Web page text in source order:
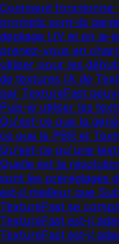
Comment fonctionne
prompts sont-ils
dépliage UV et en ai-
prenez-vous en
utiliser pour les
de textures IA de
par TextureFast
Puis-je utiliser les
Qu'est-ce que la
ce que le PBR et
Qu'est-ce qu'une
Quelle est la
sont les préréglages
est-il meilleur que
TextureFast se
TextureFast est-il
TextureFast est-il